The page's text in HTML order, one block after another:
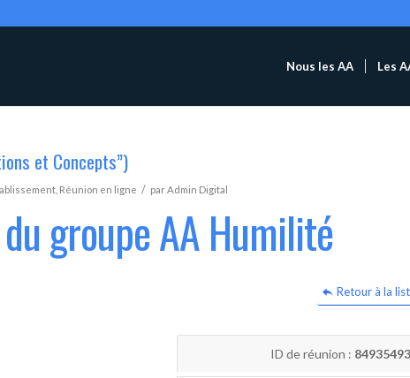
Nous les AA Les
et Concepts”)
Réunion en ligne / parAdmin Digital
groupe AA Humilité
Retour à la
ID de réunion :